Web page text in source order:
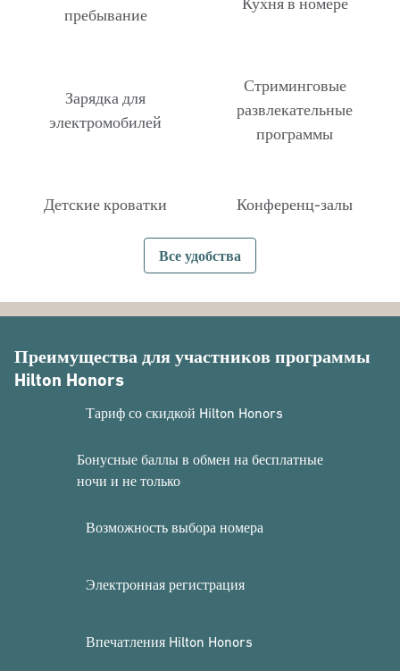
пребывание
Зарядка для
электромобилей
Стриминговые
развлекательные
программы
Детские кроватки Конференц-залы
Все удобства
Преимущества для участников программы
Hilton Honors
Тариф со скидкой Hilton Honors
Бонусные баллы в обмен на бесплатные
ночи и не только
Возможность выбора номера
Электронная регистрация
Впечатления Hilton Honors